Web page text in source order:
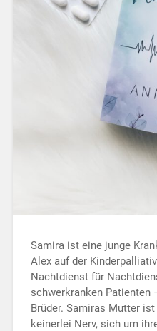
Samira ist eine junge
Alex auf der
Nachtdienst für
schwerkranken Patienten
Brüder. Samiras Mutter
keinerlei Nerv, sich um